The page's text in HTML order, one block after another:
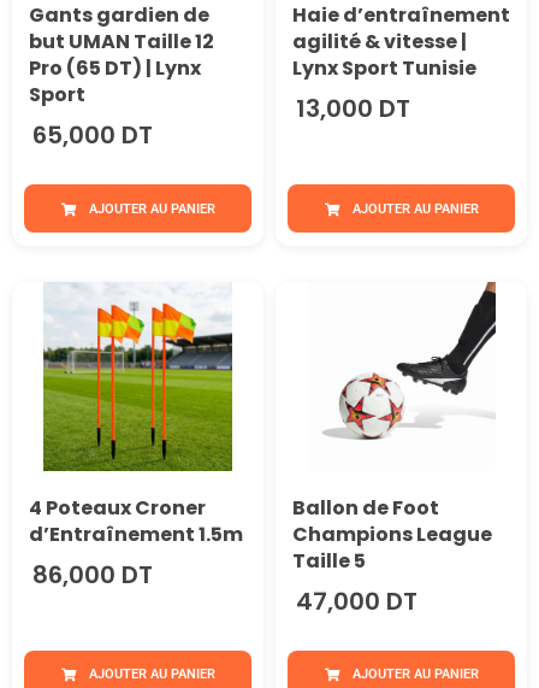
Gants gardien de
but UMAN Taille 12
Pro (65 DT) | Lynx
Sport
65,000 DT
AJOUTER AU PANIER
Haie d’entraînement
agilité & vitesse |
Lynx Sport Tunisie
13,000 DT
AJOUTER AU PANIER
4 Poteaux Croner
d’Entraînement 1.5m
86,000 DT
AJOUTER AU PANIER
Ballon de Foot
Champions League
Taille 5
47,000 DT
AJOUTER AU PANIER